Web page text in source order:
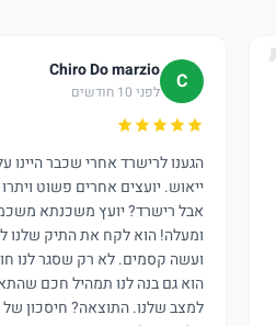
C
Chiro Do marzio
לפני 10 חודשים
הגענו לרישרד אחרי שכבר היינו
ייאוש. יועצים אחרים פשוט ויתרו
אבל רישרד? יועץ משכנתא
ומעלה! הוא לקח את התיק שלנו
ועשה קסמים. לא רק שסגר לנו
הוא גם בנה לנו תמהיל חכם
למצב שלנו. התוצאה? חיסכון